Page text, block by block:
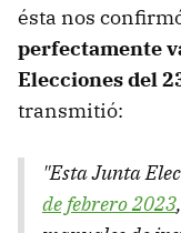
ésta nos
perfectamente
Elecciones del
transmitió:
"Esta Junta
de febrero 2023